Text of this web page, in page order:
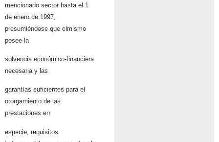
mencionado sector hasta el 1
de enero de 1997,
presumiéndose que elmismo
posee la
solvencia económico-financiera
necesaria y las
garantías suficientes para el
otorgamiento de las
prestaciones en
especie, requisitos